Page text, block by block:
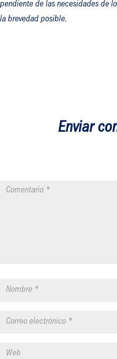
pendiente de las necesidades de
la brevedad posible.
Enviar